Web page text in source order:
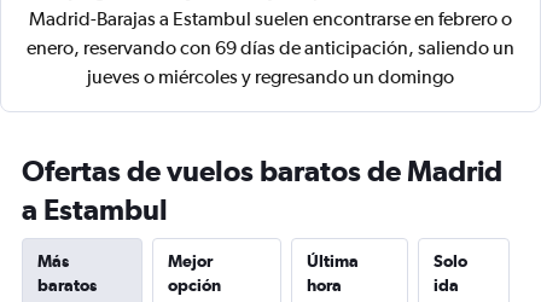
Madrid-Barajas a Estambul suelen encontrarse en febrero o
enero, reservando con 69 días de anticipación, saliendo un
jueves o miércoles y regresando un domingo
Ofertas de vuelos baratos de Madrid
a Estambul
Más
baratos
Mejor
opción
Última
hora
Solo
ida